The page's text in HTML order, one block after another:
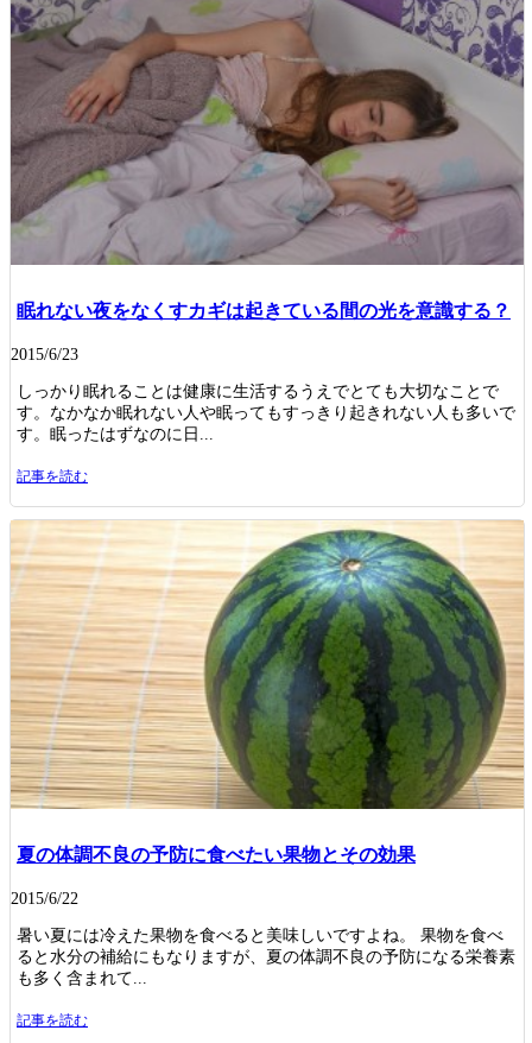
眠れない夜をなくすカギは起きている間の光を意識する？
2015/6/23
しっかり眠れることは健康に生活するうえでとても大切なことで
す。なかなか眠れない人や眠ってもすっきり起きれない人も多いで
す。眠ったはずなのに日...
記事を読む
夏の体調不良の予防に食べたい果物とその効果
2015/6/22
暑い夏には冷えた果物を食べると美味しいですよね。 果物を食べ
ると水分の補給にもなりますが、夏の体調不良の予防になる栄養素
も多く含まれて...
記事を読む